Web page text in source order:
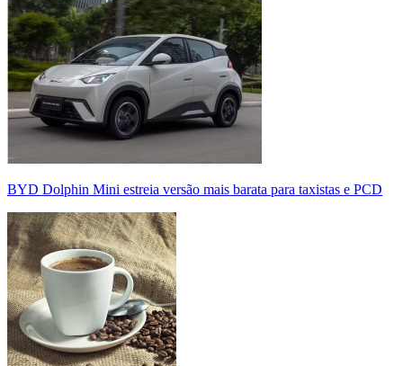
BYD Dolphin Mini estreia versão mais barata para taxistas e PCD